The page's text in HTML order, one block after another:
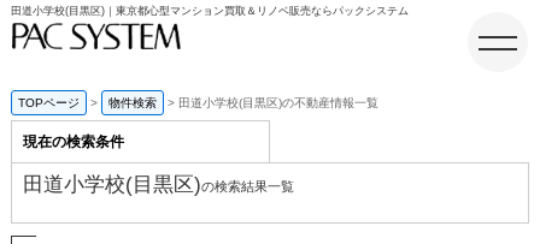
田道小学校(目黒区)｜東京都心型マンション買取＆リノベ販売ならパックシステム
TOPページ 物件検索 田道小学校(目黒区)の不動産情報一覧
現在の検索条件
田道小学校(目黒区)の検索結果一覧